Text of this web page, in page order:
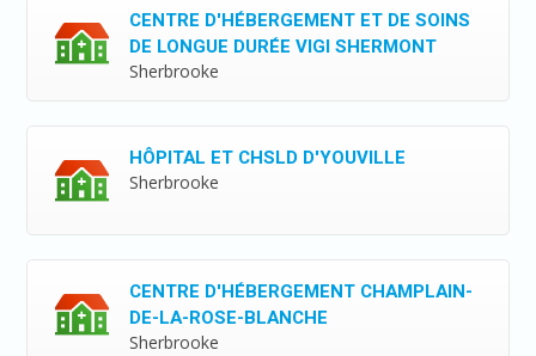
CENTRE D'HÉBERGEMENT ET DE SOINS
DE LONGUE DURÉE VIGI SHERMONT
Sherbrooke
HÔPITAL ET CHSLD D'YOUVILLE
Sherbrooke
CENTRE D'HÉBERGEMENT CHAMPLAIN-
DE-LA-ROSE-BLANCHE
Sherbrooke